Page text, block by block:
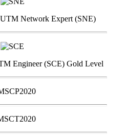
Network Expert (SNE)
Engineer (SCE) Gold Level